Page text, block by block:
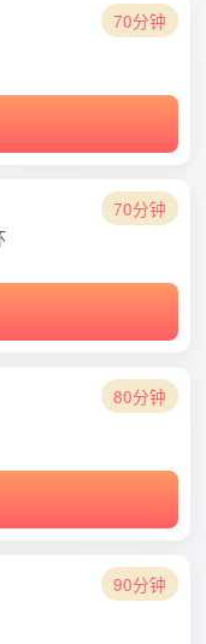
70分钟
70分钟
80分钟
90分钟